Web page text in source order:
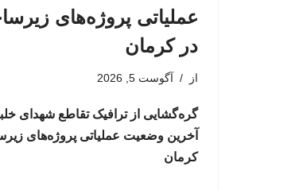
عملیاتی پروژه‌های
در کرمان
از آگوست 5, 2026
گره‌گشایی از ترافیک تقاطع شهدای
آخرین وضعیت عملیاتی پروژه‌های
کرمان